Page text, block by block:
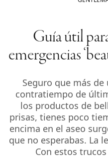
Guía útil
emergencias
Seguro que más
contratiempo de
los productos de
prisas, tienes poco
encima en el aseo
que no esperabas. La
Con estos